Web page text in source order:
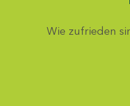
Wie zufrieden